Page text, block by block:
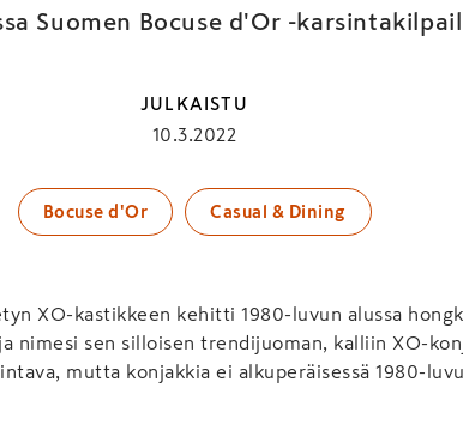
Suomen Bocuse d'Or -
JULKAISTU
10.3.2022
Bocuse d'Or Casual & Dining
XO-kastikkeen kehitti 1980-luvun alussa
nimesi sen silloisen trendijuoman, kalliin XO-
mutta konjakkia ei alkuperäisessä 1980-